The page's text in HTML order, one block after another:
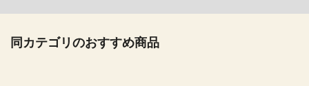
同カテゴリのおすすめ商品